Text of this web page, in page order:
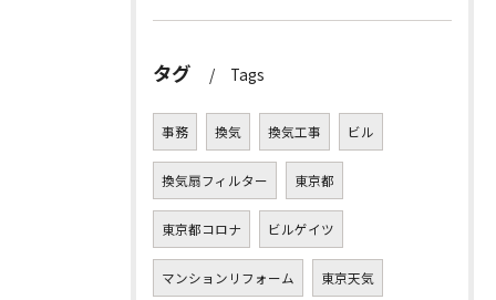
タグ Tags
事務 換気 換気工事 ビル
換気扇フィルター 東京都
東京都コロナ ビルゲイツ
マンションリフォーム 東京天気